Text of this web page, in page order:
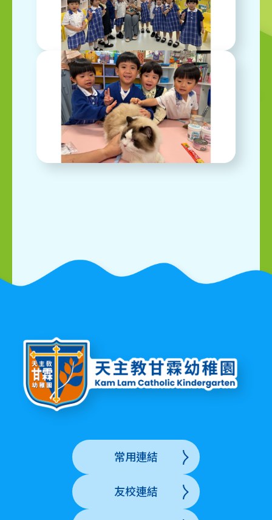
常用連結
友校連結